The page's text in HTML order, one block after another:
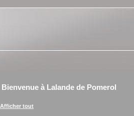
Bienvenue à Lalande de Pomerol
Afficher tout